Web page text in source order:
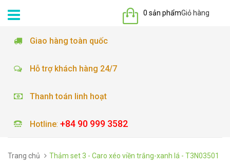
Giỏ hàng
0 sản phẩm
Giao hàng toàn quốc
Hỗ trợ khách hàng 24/7
Thanh toán linh hoạt
Hotline: +84 90 999 3582
Trang chủ Thảm set 3 - Caro xéo viền trắng-xanh lá - T3N03501